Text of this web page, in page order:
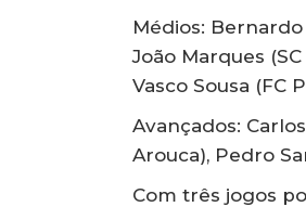
Médios: Bernardo
João Marques
Vasco Sousa (FC
Avançados:
Arouca), Pedro
Com três jogos